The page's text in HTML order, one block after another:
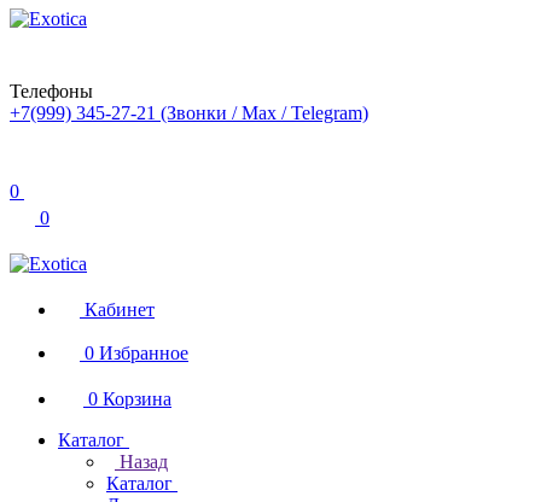
Телефоны
+7(999) 345-27-21 (Звонки / Max / Telegram)
0
0
Кабинет
0 Избранное
0 Корзина
Каталог
Назад
Каталог